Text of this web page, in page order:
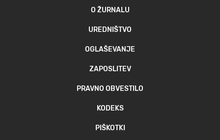
O ŽURNALU
UREDNIŠTVO
OGLAŠEVANJE
ZAPOSLITEV
PRAVNO OBVESTILO
KODEKS
PIŠKOTKI